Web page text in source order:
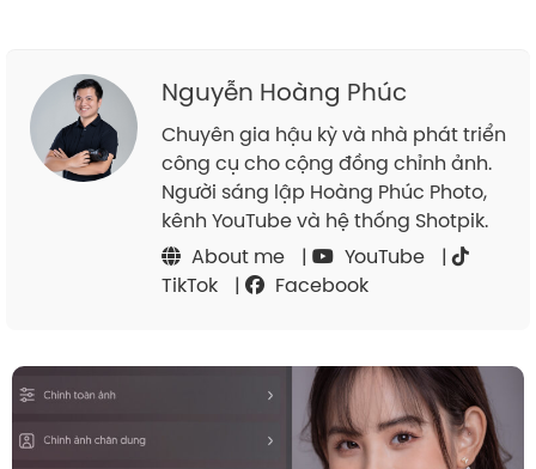
Nguyễn Hoàng Phúc
Chuyên gia hậu kỳ và nhà phát triển
công cụ cho cộng đồng chỉnh ảnh.
Người sáng lập Hoàng Phúc Photo,
kênh YouTube và hệ thống Shotpik.
About me
| YouTube
|
TikTok
| Facebook